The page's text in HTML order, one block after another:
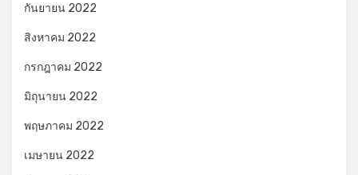
กันยายน 2022
สิงหาคม 2022
กรกฎาคม 2022
มิถุนายน 2022
พฤษภาคม 2022
เมษายน 2022